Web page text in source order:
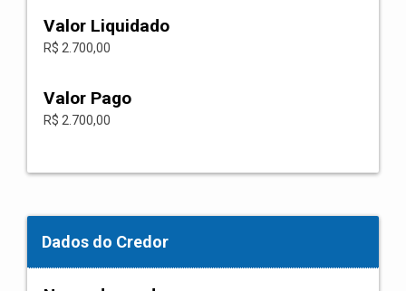
Valor Liquidado
R$ 2.700,00
Valor Pago
R$ 2.700,00
Dados do Credor